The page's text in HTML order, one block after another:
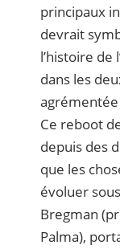
principaux
devrait
l’histoire de
dans les
agrémentée
Ce reboot
depuis des
que les
évoluer
Bregman
Palma),